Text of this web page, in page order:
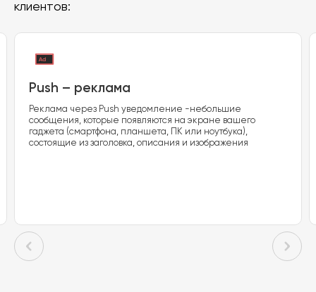
клиентов:
Push – реклама
Реклама через Push уведомление -небольшие
сообщения, которые появляются на экране вашего
гаджета (смартфона, планшета, ПК или ноутбука),
состоящие из заголовка, описания и изображения